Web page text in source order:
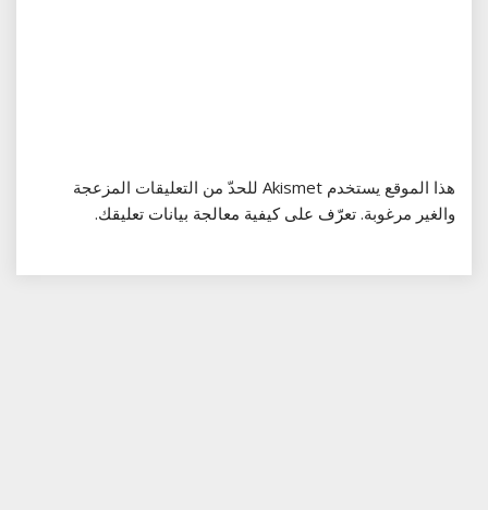
هذا الموقع يستخدم Akismet للحدّ من التعليقات المزعجة
والغير مرغوبة. تعرّف على كيفية معالجة بيانات تعليقك.